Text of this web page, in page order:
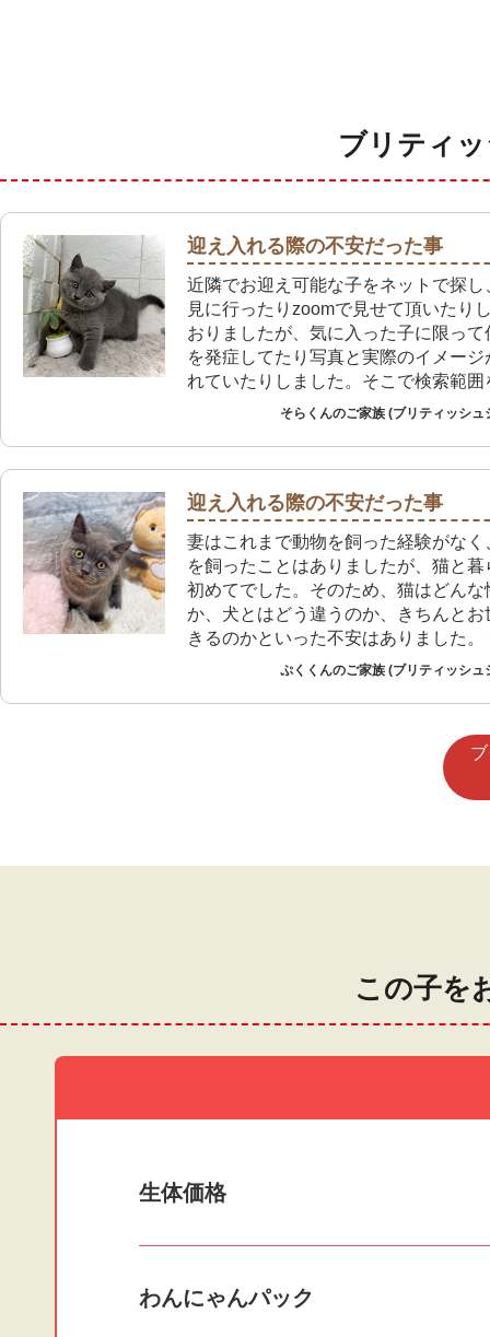
ブリティ
迎え入れる際の不安だった事
近隣でお迎え可能な子をネットで探し
見に行ったりzoomで見せて頂いたり
おりましたが、気に入った子に限って
を発症してたり写真と実際のイメージ
れていたりしました。そこで検索範囲
探したところ今回のご縁に巡り会え
患がないことを店員の方と一緒に十分
そらくんのご家族 (ブリティッシュ
迎え入れる際の不安だった事
妻はこれまで動物を飼った経験がなく
を飼ったことはありましたが、猫と暮
初めてでした。そのため、猫はどんな
か、犬とはどう違うのか、きちんとお
きるのかといった不安はありました。 ですが、
実際に暮らし始めると、猫ならでは
り相談したりしながら、毎日楽しく過
ぷくくんのご家族 (ブリティッシュ
この子を
生体価格
わんにゃんパック